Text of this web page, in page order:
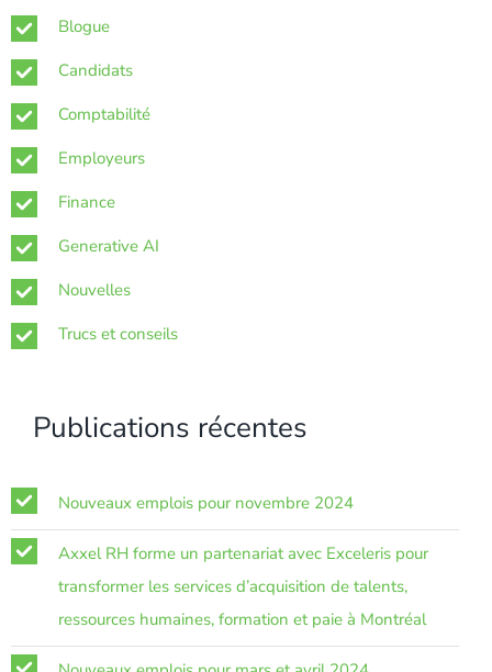
Blogue
Candidats
Comptabilité
Employeurs
Finance
Generative AI
Nouvelles
Trucs et conseils
Publications récentes
Nouveaux emplois pour novembre 2024
Axxel RH forme un partenariat avec Exceleris pour
transformer les services d’acquisition de talents,
ressources humaines, formation et paie à Montréal